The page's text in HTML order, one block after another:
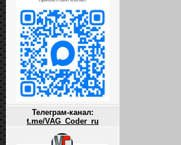
Телеграм-канал:
t.me/VAG_Coder_ru